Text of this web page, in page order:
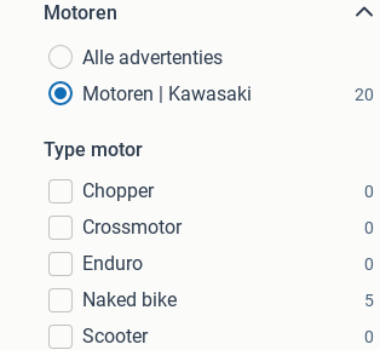
Motoren
Alle advertenties
Motoren | Kawasaki
20
Type motor
Chopper
0
Crossmotor 0
Enduro 0
Naked bike 5
Scooter 0